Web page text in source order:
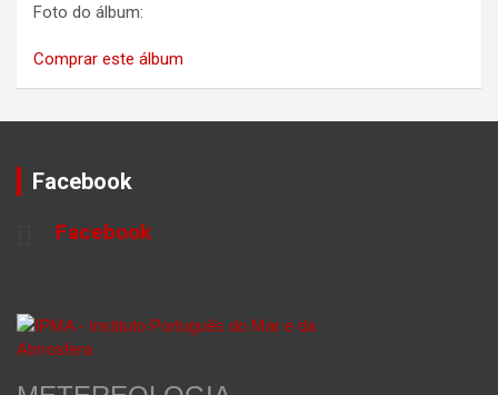
Foto do álbum:
Comprar este álbum
Facebook
Facebook